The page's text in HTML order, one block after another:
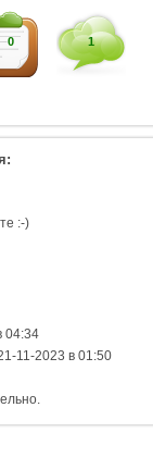
0 1
:-)
04:34
11-2023 в 01:50